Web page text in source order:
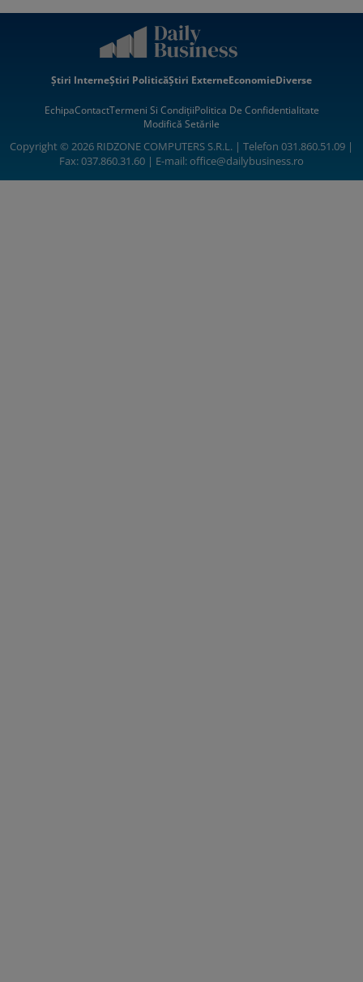
Știri InterneȘtiri PoliticăȘtiri ExterneEconomieDiverse
EchipaContactTermeni Si CondițiiPolitica De Confidentialitate
Modifică Setările
Copyright © 2026 RIDZONE COMPUTERS S.R.L. | Telefon 031.860.51.09 |
Fax: 037.860.31.60 | E-mail:office@dailybusiness.ro